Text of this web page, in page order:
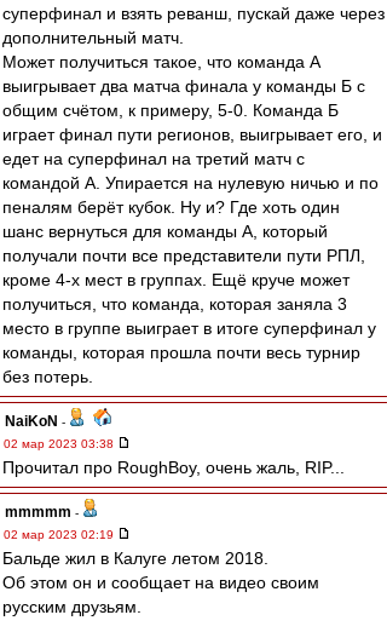
суперфинал и взять реванш, пускай даже через
дополнительный матч.
Может получиться такое, что команда А
выигрывает два матча финала у команды Б с
общим счётом, к примеру, 5-0. Команда Б
играет финал пути регионов, выигрывает его, и
едет на суперфинал на третий матч с
командой А. Упирается на нулевую ничью и по
пеналям берёт кубок. Ну и? Где хоть один
шанс вернуться для команды А, который
получали почти все представители пути РПЛ,
кроме 4-х мест в группах. Ещё круче может
получиться, что команда, которая заняла 3
место в группе выиграет в итоге суперфинал у
команды, которая прошла почти весь турнир
без потерь.
NaiKoN -
02 мар 2023 03:38
Прочитал про RoughBoy, очень жаль, RIP...
mmmmm -
02 мар 2023 02:19
Бальде жил в Калуге летом 2018.
Об этом он и сообщает на видео своим
русским друзьям.